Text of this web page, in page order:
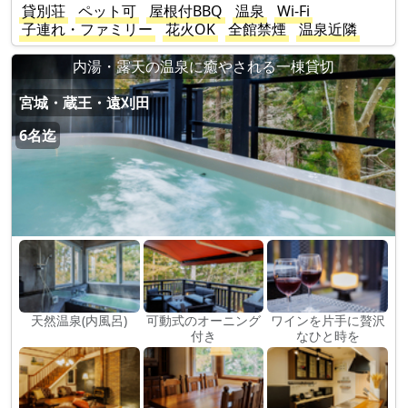
貸別荘
ペット可 屋根付BBQ 温泉
Wi-Fi
子連れ・ファミリー
花火OK 全館禁煙
温泉近隣
内湯・露天の温泉に癒やされる一棟貸切
宮城・蔵王・遠刈田
6名迄
天然温泉(内風呂)
可動式のオーニング
付き
ワインを片手に贅沢
なひと時を